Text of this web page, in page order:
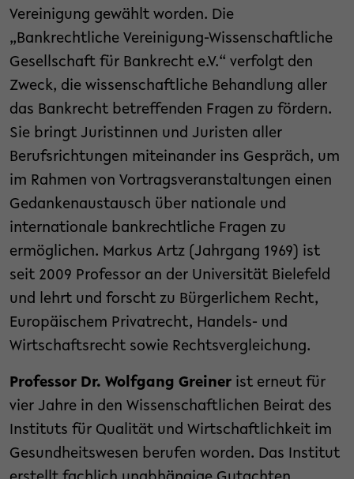
Vereinigung gewählt worden. Die
„Bankrechtliche Vereinigung-Wissenschaftliche
Gesellschaft für Bankrecht e.V.“ verfolgt den
Zweck, die wissenschaftliche Behandlung aller
das Bankrecht betreffenden Fragen zu fördern.
Sie bringt Juristinnen und Juristen aller
Berufsrichtungen miteinander ins Gespräch, um
im Rahmen von Vortragsveranstaltungen einen
Gedankenaustausch über nationale und
internationale bankrechtliche Fragen zu
ermöglichen. Markus Artz (Jahrgang 1969) ist
seit 2009 Professor an der Universität Bielefeld
und lehrt und forscht zu Bürgerlichem Recht,
Europäischem Privatrecht, Handels- und
Wirtschaftsrecht sowie Rechtsvergleichung.
Professor Dr. Wolfgang Greiner ist erneut für
vier Jahre in den Wissenschaftlichen Beirat des
Instituts für Qualität und Wirtschaftlichkeit im
Gesundheitswesen berufen worden. Das Institut